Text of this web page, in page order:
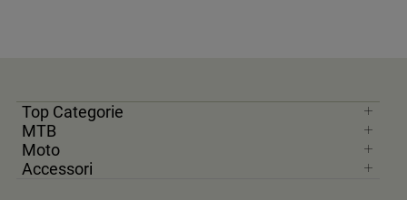
Top Categorie
MTB
Moto
Accessori